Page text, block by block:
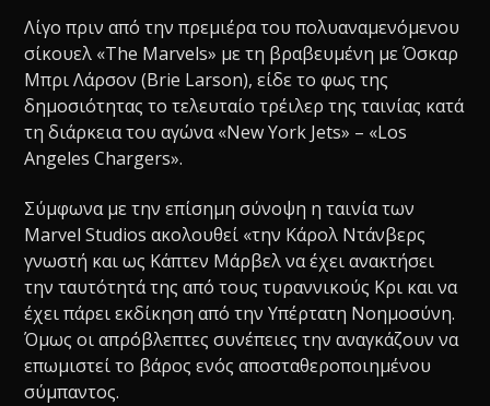
Λίγο πριν από την πρεμιέρα του πολυαναμενόμενου
σίκουελ «The Marvels» με τη βραβευμένη με Όσκαρ
Μπρι Λάρσον (Brie Larson), είδε το φως της
δημοσιότητας το τελευταίο τρέιλερ της ταινίας κατά
τη διάρκεια του αγώνα «New York Jets» – «Los
Angeles Chargers».
Σύμφωνα με την επίσημη σύνοψη η ταινία των
Marvel Studios ακολουθεί «την Κάρολ Ντάνβερς
γνωστή και ως Κάπτεν Μάρβελ να έχει ανακτήσει
την ταυτότητά της από τους τυραννικούς Kρι και να
έχει πάρει εκδίκηση από την Υπέρτατη Νοημοσύνη.
Όμως οι απρόβλεπτες συνέπειες την αναγκάζουν να
επωμιστεί το βάρος ενός αποσταθεροποιημένου
σύμπαντος.